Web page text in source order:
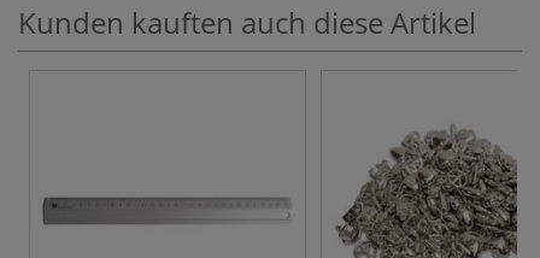
Kunden kauften auch diese Artikel